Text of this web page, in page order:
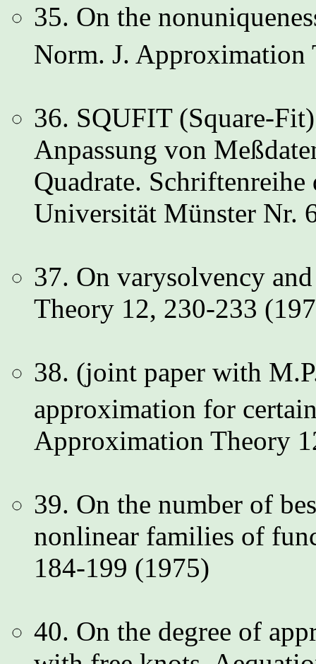
35. On the
Norm. J. Approximation
36. SQUFIT (Square-
Anpassung von
Quadrate. Schriftenreihe
Universität Münster Nr.
37. On varysolvency
Theory 12, 230-233
38. (joint paper with
approximation for
Approximation Theory
39. On the number of
nonlinear families of
184-199 (1975)
40. On the degree of